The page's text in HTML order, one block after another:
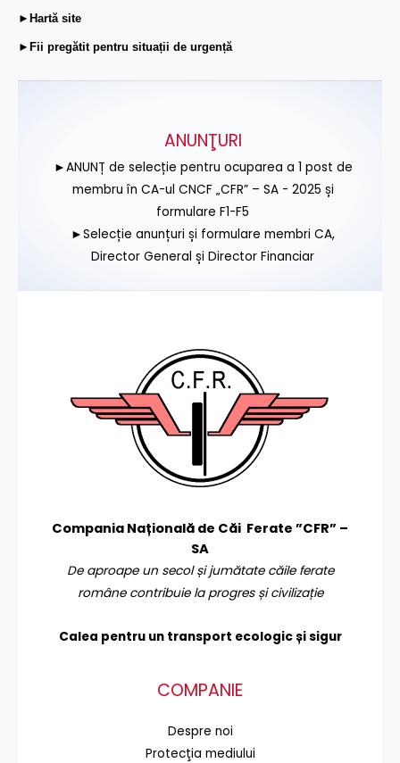
►Hartă site
►Fii pregătit pentru situații de urgență
ANUNŢURI
►ANUNȚ de selecție pentru ocuparea a 1 post de
membru în CA-ul CNCF „CFR” – SA - 2025 și
formulare F1-F5
►Selecție anunțuri și formulare membri CA,
Director General și Director Financiar
Compania Națională de Căi Ferate ”CFR” –
SA
De aproape un secol și jumătate căile ferate
române contribuie la progres și civilizație
Calea pentru un transport ecologic și sigur
COMPANIE
Despre noi
Protecţia mediului